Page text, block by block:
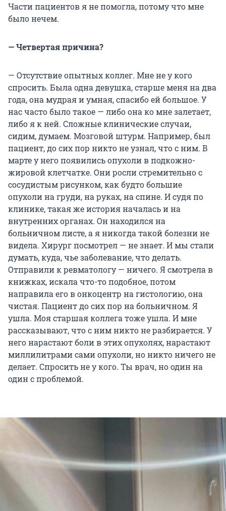
Части пациентов я не помогла, потому что мне
было нечем.
— Четвертая причина?
— Отсутствие опытных коллег. Мне не у кого
спросить. Была одна девушка, старше меня на два
года, она мудрая и умная, спасибо ей большое. У
нас часто было такое — либо она ко мне залетает,
либо я к ней. Сложные клинические случаи,
сидим, думаем. Мозговой штурм. Например, был
пациент, до сих пор никто не узнал, что с ним. В
марте у него появились опухоли в подкожно-
жировой клетчатке. Они росли стремительно с
сосудистым рисунком, как будто большие
опухоли на груди, на руках, на спине. И судя по
клинике, такая же история началась и на
внутренних органах. Он находился на
больничном листе, а я никогда такой болезни не
видела. Хирург посмотрел — не знает. И мы стали
думать, куда, чье заболевание, что делать.
Отправили к ревматологу — ничего. Я смотрела в
книжках, искала что-то подобное, потом
направила его в онкоцентр на гистологию, она
чистая. Пациент до сих пор на больничном. Я
ушла. Моя старшая коллега тоже ушла. И мне
рассказывают, что с ним никто не разбирается. У
него нарастают боли в этих опухолях, нарастают
миллилитрами сами опухоли, но никто ничего не
делает. Спросить не у кого. Ты врач, но один на
один с проблемой.